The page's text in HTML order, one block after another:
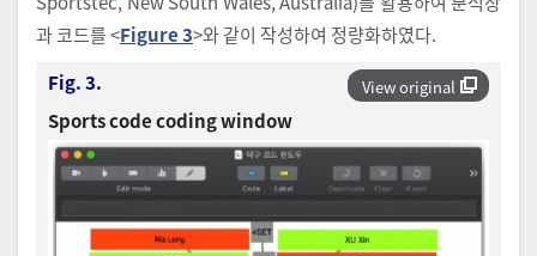
과 코드를 <Figure 3>와 같이 작성하여 정량화하였다.
View original
Fig. 3.
Sports code coding window